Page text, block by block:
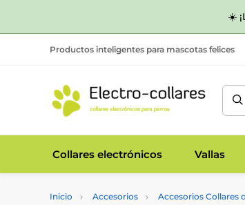
☀️
Productos inteligentes para mascotas felices
Collares electrónicos Vallas
Inicio Accesorios Accesorios Collares